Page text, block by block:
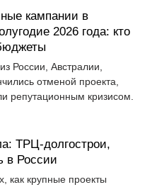
кампании в
2026 года: кто
России, Австралии,
отменой проекта,
репутационным кризисом.
ТРЦ-долгострои,
в России
как крупные проекты